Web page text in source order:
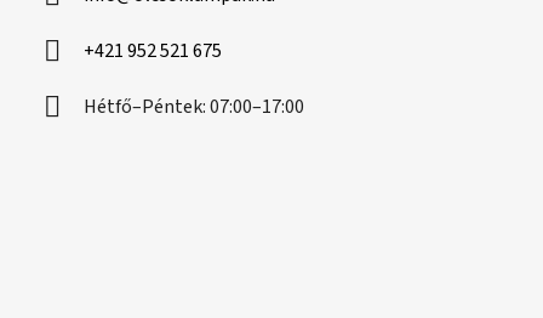
+421 952 521 675
Hétfő–Péntek: 07:00–17:00